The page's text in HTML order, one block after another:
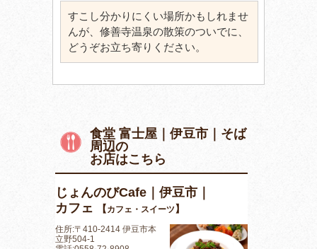
すこし分かりにくい場所かもしれませ
んが、修善寺温泉の散策のついでに、
どうぞお立ち寄りください。
食堂 富士屋｜伊豆市｜そば
周辺の
お店はこちら
じょんのびCafe｜伊豆市｜
カフェ
【カフェ・スイーツ 】
住所:〒410-2414 伊豆市本
立野504-1